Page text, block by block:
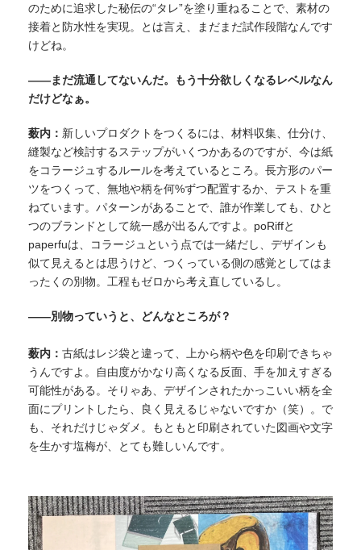
のために追求した秘伝の“タレ”を塗り重ねることで、素材の
接着と防水性を実現。とは言え、まだまだ試作段階なんです
けどね。
——まだ流通してないんだ。もう十分欲しくなるレベルなん
だけどなぁ。
薮内： 新しいプロダクトをつくるには、材料収集、仕分け、
縫製など検討するステップがいくつかあるのですが、今は紙
をコラージュするルールを考えているところ。長方形のパー
ツをつくって、無地や柄を何%ずつ配置するか、テストを重
ねています。パターンがあることで、誰が作業しても、ひと
つのブランドとして統一感が出るんですよ。poRiffと
paperfuは、コラージュという点では一緒だし、デザインも
似て見えるとは思うけど、つくっている側の感覚としてはま
ったくの別物。工程もゼロから考え直しているし。
——別物っていうと、どんなところが？
薮内： 古紙はレジ袋と違って、上から柄や色を印刷できちゃ
うんですよ。自由度がかなり高くなる反面、手を加えすぎる
可能性がある。そりゃあ、デザインされたかっこいい柄を全
面にプリントしたら、良く見えるじゃないですか（笑）。で
も、それだけじゃダメ。もともと印刷されていた図画や文字
を生かす塩梅が、とても難しいんです。